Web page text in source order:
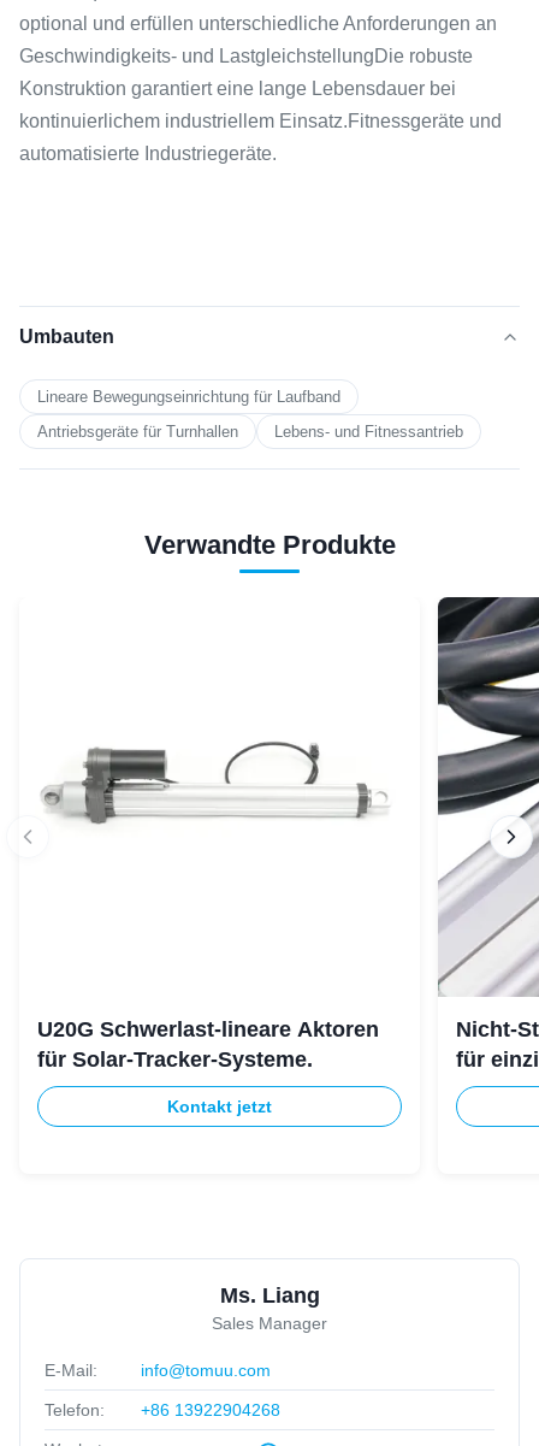
optional und erfüllen unterschiedliche Anforderungen an
Geschwindigkeits- und LastgleichstellungDie robuste
Konstruktion garantiert eine lange Lebensdauer bei
kontinuierlichem industriellem Einsatz.Fitnessgeräte und
automatisierte Industriegeräte.
Umbauten
Lineare Bewegungseinrichtung für Laufband
Antriebsgeräte für Turnhallen
Lebens- und Fitnessantrieb
Verwandte Produkte
U20G Schwerlast-lineare Aktoren
für Solar-Tracker-Systeme.
Kontakt jetzt
Nicht-
für
Ms. Liang
Sales Manager
E-Mail: info@tomuu.com
Telefon: +86 13922904268